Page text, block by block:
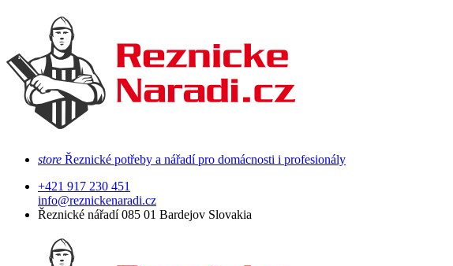
store Řeznické potřeby a nářadí pro domácnosti i profesionály
+421 917 230 451
info@reznickenaradi.cz
Řeznické nářadí 085 01 Bardejov Slovakia